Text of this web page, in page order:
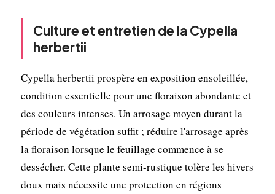
Culture et entretien de la Cypella
herbertii
Cypella herbertii prospère en exposition ensoleillée,
condition essentielle pour une floraison abondante et
des couleurs intenses. Un arrosage moyen durant la
période de végétation suffit ; réduire l'arrosage après
la floraison lorsque le feuillage commence à se
dessécher. Cette plante semi-rustique tolère les hivers
doux mais nécessite une protection en régions